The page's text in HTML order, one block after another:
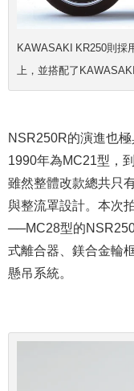
KAWASAKI KR250則採
上，並搭配了
NSR250R的演進也
1990年為MC21型，
雖然整體改款總共只
與整流罩設計。本次
──MC28型的
式離合器、鎂合金輪
懸吊系統。